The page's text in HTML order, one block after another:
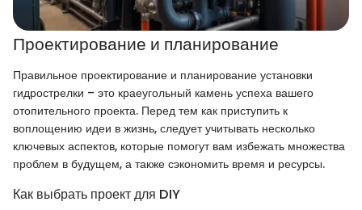
Проектирование и планирование
Правильное проектирование и планирование установки
гидрострелки – это краеугольный камень успеха вашего
отопительного проекта. Перед тем как приступить к
воплощению идеи в жизнь, следует учитывать несколько
ключевых аспектов, которые помогут вам избежать множества
проблем в будущем, а также сэкономить время и ресурсы.
Как выбрать проект для DIY